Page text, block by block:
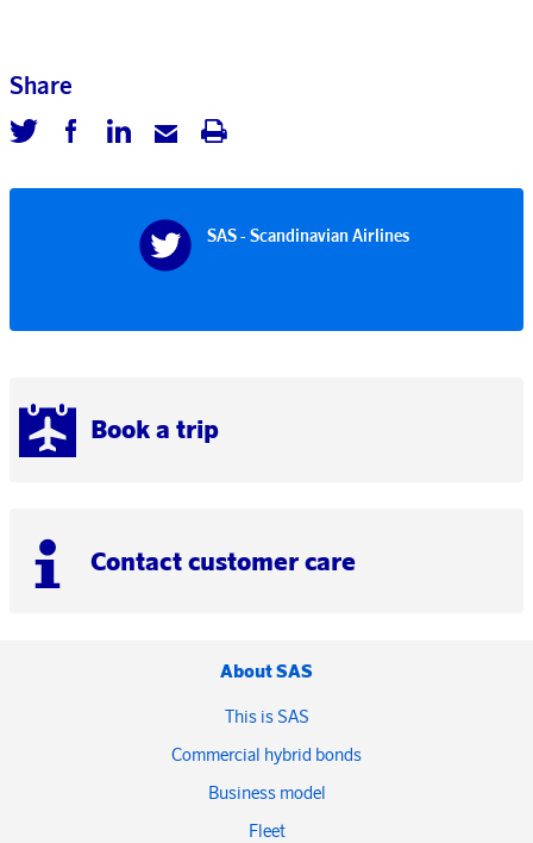
Book a trip
Contact customer care
Share
SAS - Scandinavian Airlines
About SAS
This is SAS
Commercial hybrid bonds
Business model
Fleet